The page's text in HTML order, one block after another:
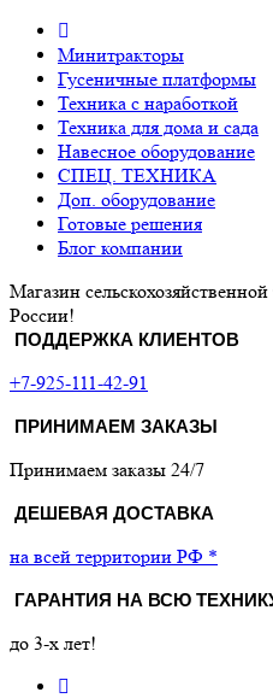
Минитракторы
Гусеничные платформы
Техника с наработкой
Техника для дома и сада
Навесное оборудование
СПЕЦ. ТЕХНИКА
Доп. оборудование
Готовые решения
Блог компании
Магазин
России!
ПОДДЕРЖКА КЛИЕНТОВ
+7-925-111-42-91
ПРИНИМАЕМ ЗАКАЗЫ
Принимаем заказы 24/7
ДЕШЕВАЯ ДОСТАВКА
на всей территории РФ *
ГАРАНТИЯ НА ВСЮ
до 3-х лет!